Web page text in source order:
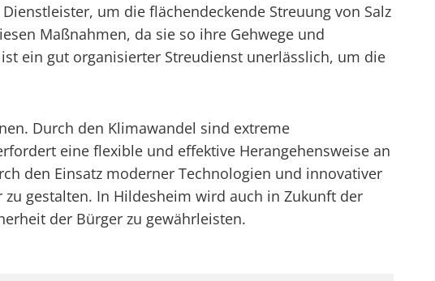
um die flächendeckende Streuung von Salz
Maßnahmen, da sie so ihre Gehwege und
ein gut organisierter Streudienst unerlässlich, um die
Durch den Klimawandel sind extreme
eine flexible und effektive Herangehensweise an
den Einsatz moderner Technologien und innovativer
gestalten. In Hildesheim wird auch in Zukunft der
der Bürger zu gewährleisten.